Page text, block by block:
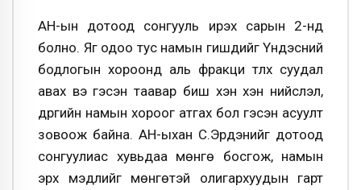
АН-ын дотоод сонгууль ирэх сарын 2-нд
болно. Яг одоо тус намын гишүүдийг Үндэсний
бодлогын хороонд аль фракци түлхүү суудал
авах вэ гэсэн таавар биш хэн хэн нийслэл,
дүүргийн намын хороог атгах бол гэсэн асуулт
зовоож байна. АН-ыхан С.Эрдэнийг дотоод
сонгуулиас хувьдаа мөнгө босгож, намын
эрх мэдлийг мөнгөтэй олигархуудын гарт